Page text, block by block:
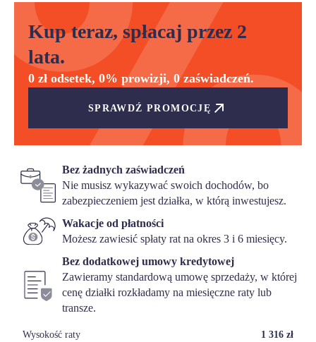
Kup teraz, spłacaj przez 2
lata.
0 zł odsetek, 0% prowizji, 0 zaświadczeń.
SPRAWDŹ PROMOCJĘ
Bez żadnych zaświadczeń
Nie musisz wykazywać swoich dochodów, bo
zabezpieczeniem jest działka, w którą inwestujesz.
Wakacje od płatności
Możesz zawiesić spłaty rat na okres 3 i 6 miesięcy.
Bez dodatkowej umowy kredytowej
Zawieramy standardową umowę sprzedaży, w której
cenę działki rozkładamy na miesięczne raty lub
transze.
Wysokość raty 1 316 zł